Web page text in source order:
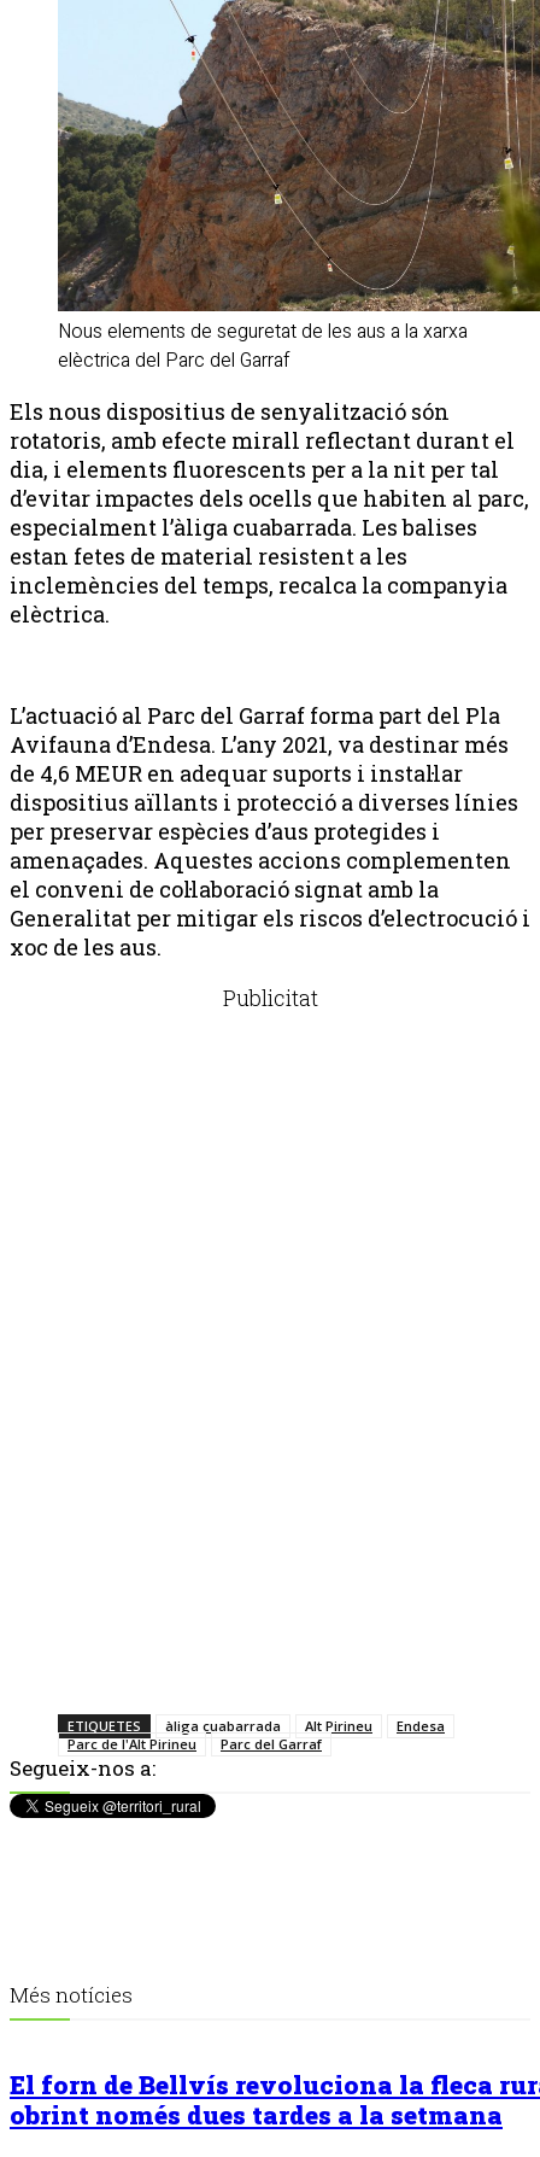
Nous elements de seguretat de les aus a la xarxa
elèctrica del Parc del Garraf
Els nous dispositius de senyalització són
rotatoris, amb efecte mirall reflectant durant el
dia, i elements fluorescents per a la nit per tal
d’evitar impactes dels ocells que habiten al parc,
especialment l’àliga cuabarrada. Les balises
estan fetes de material resistent a les
inclemències del temps, recalca la companyia
elèctrica.
L’actuació al Parc del Garraf forma part del Pla
Avifauna d’Endesa. L’any 2021, va destinar més
de 4,6 MEUR en adequar suports i instal·lar
dispositius aïllants i protecció a diverses línies
per preservar espècies d’aus protegides i
amenaçades. Aquestes accions complementen
el conveni de col·laboració signat amb la
Generalitat per mitigar els riscos d’electrocució i
xoc de les aus.
Publicitat
ETIQUETES àliga cuabarrada Alt Pirineu
Endesa
Parc de l'Alt Pirineu
Parc del Garraf
Segueix-nos a:
Més notícies
El forn de Bellvís revoluciona la fleca
obrint només dues tardes a la setmana